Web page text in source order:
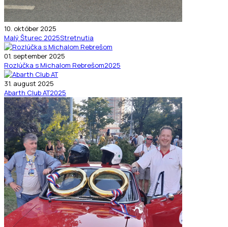
10. október 2025
Malý Šturec 2025Stretnutia
01. september 2025
Rozlúčka s Michalom Rebrešom2025
31. august 2025
Abarth Club AT2025